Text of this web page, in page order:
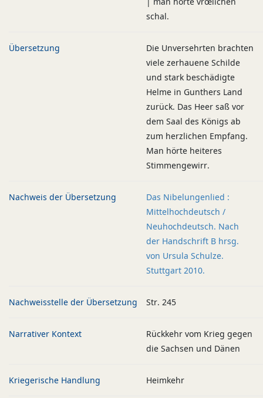
schal.
Übersetzung
Die Unversehrten brachten
viele zerhauene Schilde
und stark beschädigte
Helme in Gunthers Land
zurück. Das Heer saß vor
dem Saal des Königs ab
zum herzlichen Empfang.
Man hörte heiteres
Stimmengewirr.
Nachweis der Übersetzung
Das Nibelungenlied :
Mittelhochdeutsch /
Neuhochdeutsch. Nach
der Handschrift B hrsg.
von Ursula Schulze.
Stuttgart 2010.
Nachweisstelle der Übersetzung Str. 245
Narrativer Kontext
Rückkehr vom Krieg gegen
die Sachsen und Dänen
Kriegerische Handlung Heimkehr